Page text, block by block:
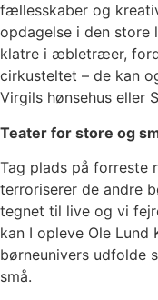
fællesskaber og
opdagelse i den store
klatre i æbletræer,
cirkusteltet – de kan
Virgils hønsehus eller
Teater for store og
Tag plads på forreste
terroriserer de andre
tegnet til live og vi
kan I opleve Ole Lund
børneunivers udfolde
små.